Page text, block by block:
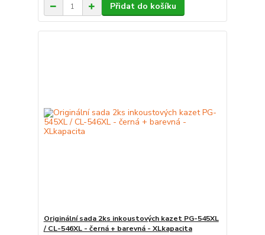
Přidat do košíku
Originální sada 2ks inkoustových kazet PG-545XL
/ CL-546XL - černá + barevná - XLkapacita